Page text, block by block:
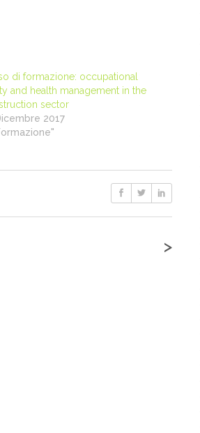
di formazione: occupational
and health management in the
sector
2017
>